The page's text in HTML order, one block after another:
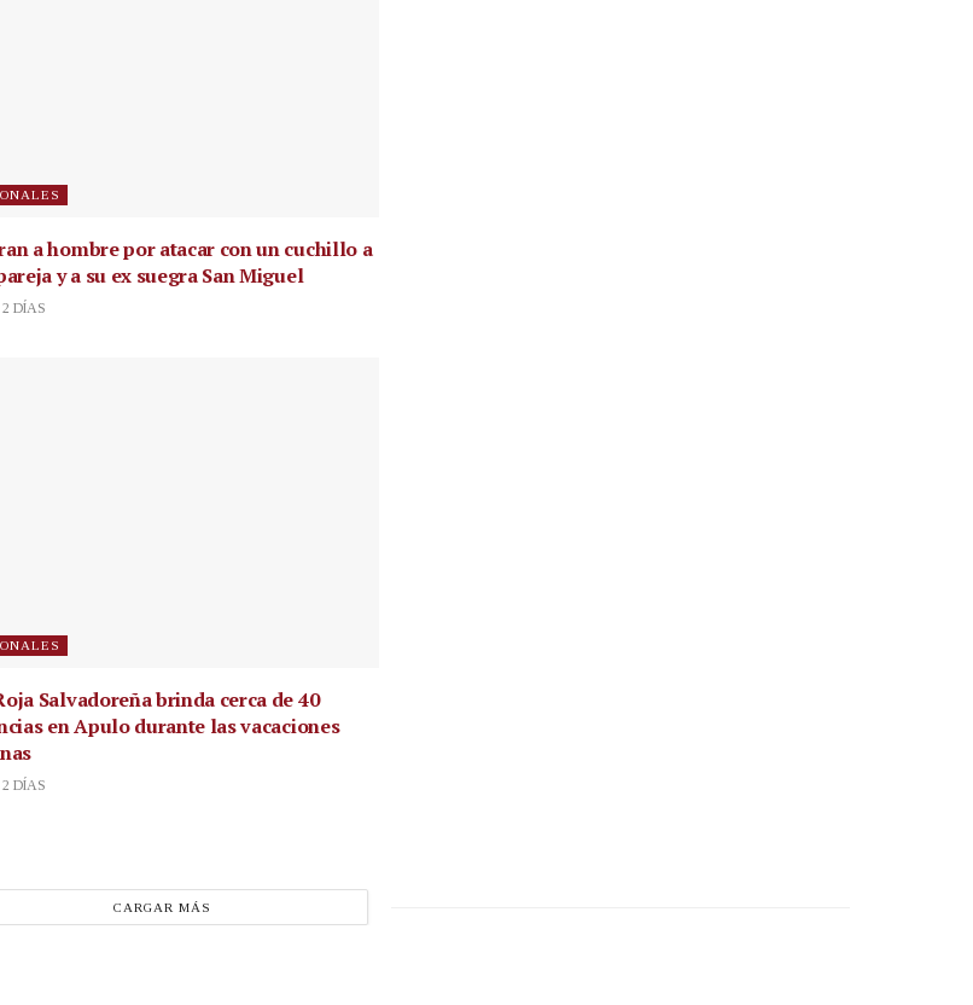
a hombre por atacar con un cuchillo a
y a su ex suegra San Miguel
DÍAS
Salvadoreña brinda cerca de 40
en Apulo durante las vacaciones
DÍAS
CARGAR MÁS